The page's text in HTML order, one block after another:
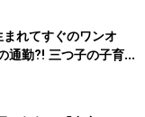
れてすぐのワンオ
通勤⁈ 三つ子の子育て